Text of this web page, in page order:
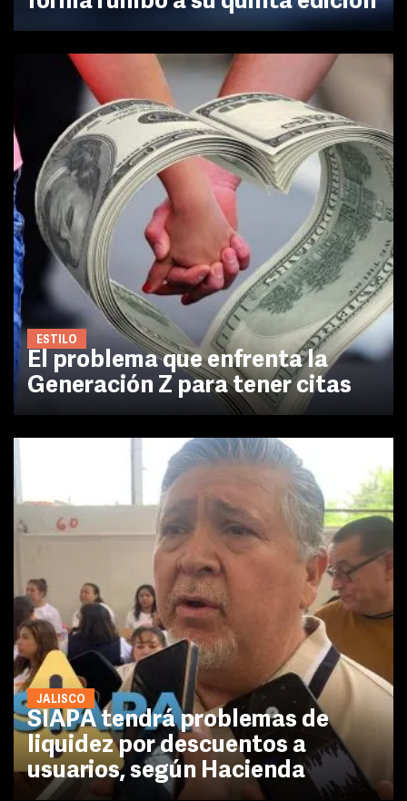
ESTILO
El problema que enfrenta la
Generación Z para tener citas
JALISCO
SIAPA tendrá problemas de
liquidez por descuentos a
usuarios, según Hacienda